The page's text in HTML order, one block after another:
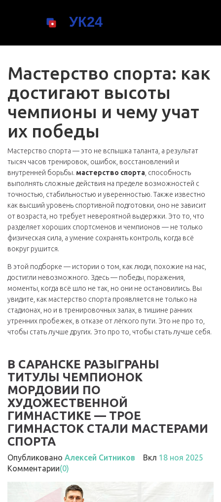
Мастерство спорта: как
достигают высоты
чемпионы и чему учат
их победы
Мастерство спорта — это не вспышка таланта, а результат
тысяч часов тренировок, ошибок, восстановлений и
внутренней борьбы. мастерство спорта способность
выполнять сложные действия на пределе возможностей с
точностью, стабильностью и уверенностью. Также известно
как высший уровень спортивной подготовки , оно не зависит
от возраста, но требует невероятной выдержки. Это то, что
разделяет хороших спортсменов и чемпионов — не только
физическая сила, а умение сохранять контроль, когда всё
вокруг рушится.
В этой подборке — истории о том, как люди, похожие на нас,
достигли невозможного. Здесь — победы, поражения,
моменты, когда всё шло не так, но они не остановились. Вы
увидите, как мастерство спорта проявляется не только на
стадионах, но и в тренировочных залах, в тишине ранних
утренних пробежек, в отказе от лёгкого пути. Это не про то,
чтобы стать лучше других. Это про то, чтобы стать лучше себя.
В САРАНСКЕ РАЗЫГРАНЫ
ТИТУЛЫ ЧЕМПИОНОК
МОРДОВИИ ПО
ХУДОЖЕСТВЕННОЙ
ГИМНАСТИКЕ — ТРОЕ
ГИМНАСТОК СТАЛИ МАСТЕРАМИ
СПОРТА
Опубликовано Алексей Ситников Вкл 18 ноя 2025
Комментарии(0)